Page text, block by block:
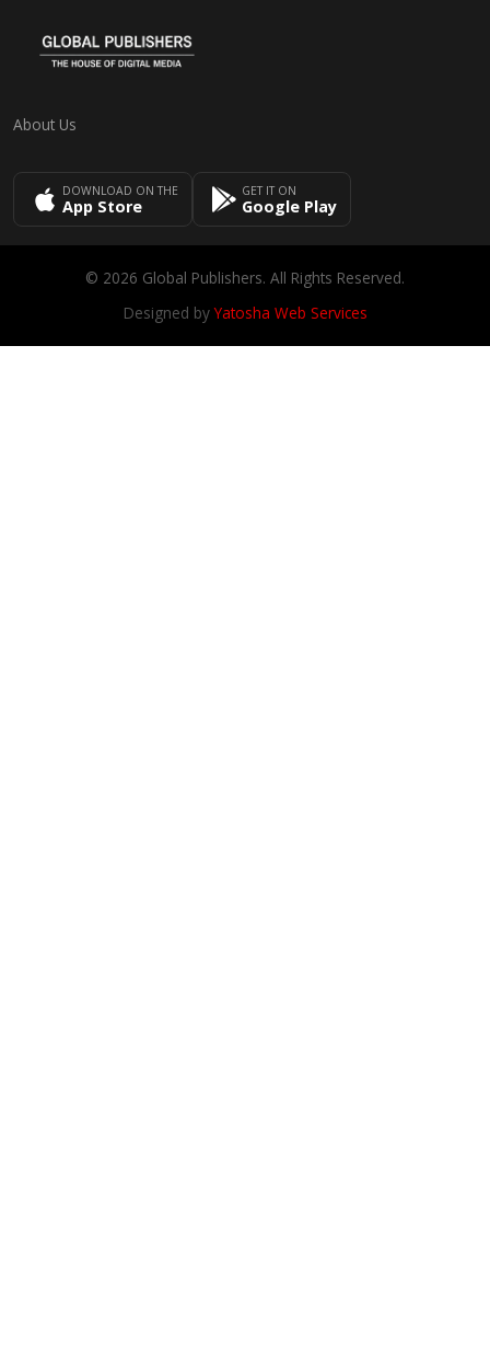
About Us
DOWNLOAD ON THE
App Store
GET IT ON
Google Play
© 2026 Global Publishers. All Rights Reserved.
Designed byYatosha Web Services